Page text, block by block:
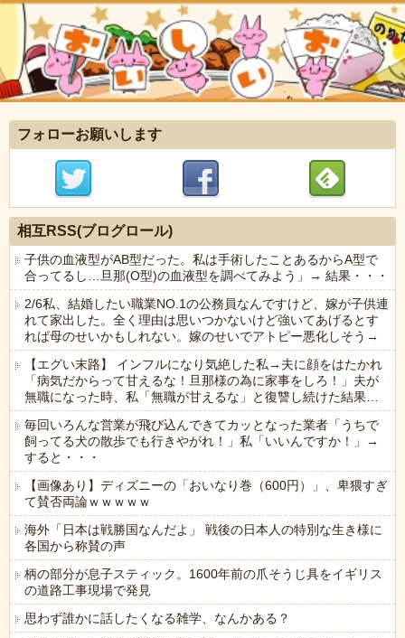
フォローお願いします
相互RSS(ブログロール)
子供の血液型がAB型だった。私は手術したことあるからA型で
合ってるし…旦那(O型)の血液型を調べてみよう」→ 結果・・・
2/6私、結婚したい職業NO.1の公務員なんですけど、嫁が子供連
れて家出した。全く理由は思いつかないけど強いてあげるとす
れば母のせいかもしれない。嫁のせいでアトピー悪化しそう→
【エグい末路】 インフルになり気絶した私→夫に顔をはたかれ
「病気だからって甘えるな！旦那様の為に家事をしろ！」夫が
無職になった時、私「無職が甘えるな」と復讐し続けた結果…
毎回いろんな営業が飛び込んできてカッとなった業者「うちで
飼ってる犬の散歩でも行きやがれ！」私「いいんですか！」→
すると・・・
【画像あり】ディズニーの「おいなり巻（600円）」、卑猥すぎ
て賛否両論ｗｗｗｗｗ
海外「日本は戦勝国なんだよ」 戦後の日本人の特別な生き様に
各国から称賛の声
柄の部分が息子スティック。1600年前の爪そうじ具をイギリス
の道路工事現場で発見
思わず誰かに話したくなる雑学、なんかある？